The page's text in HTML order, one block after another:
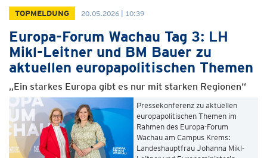
TOPMELDUNG 20.05.2026 | 10:39
Europa-Forum Wachau Tag 3: LH
Mikl-Leitner und BM Bauer zu
aktuellen europapolitischen Themen
„Ein starkes Europa gibt es nur mit starken Regionen“
Pressekonferenz zu aktuellen
europapolitischen Themen im
Rahmen des Europa-Forum
Wachau am Campus Krems:
Landeshauptfrau Johanna Mikl-